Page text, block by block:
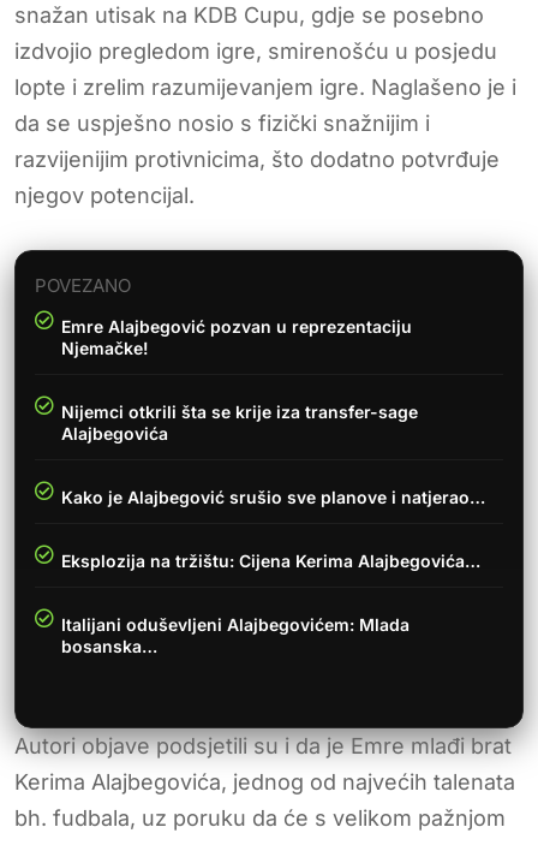
snažan utisak na KDB Cupu, gdje se posebno
izdvojio pregledom igre, smirenošću u posjedu
lopte i zrelim razumijevanjem igre. Naglašeno je i
da se uspješno nosio s fizički snažnijim i
razvijenijim protivnicima, što dodatno potvrđuje
njegov potencijal.
POVEZANO
Emre Alajbegović pozvan u reprezentaciju
Njemačke!
Nijemci otkrili šta se krije iza transfer-sage
Alajbegovića
Kako je Alajbegović srušio sve planove i natjerao…
Eksplozija na tržištu: Cijena Kerima Alajbegovića…
Italijani oduševljeni Alajbegovićem: Mlada
bosanska…
Autori objave podsjetili su i da je Emre mlađi brat
Kerima Alajbegovića, jednog od najvećih talenata
bh. fudbala, uz poruku da će s velikom pažnjom